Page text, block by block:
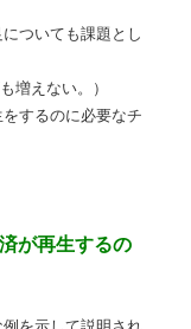
ついても課題とし
増えない。）
するのに必要なチ
が再生するの